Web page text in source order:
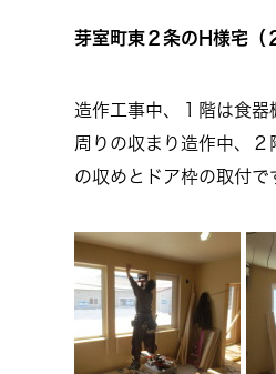
芽室町東２条のH様宅（
造作工事中、１階は食器
周りの収まり造作中、２
の収めとドア枠の取付で